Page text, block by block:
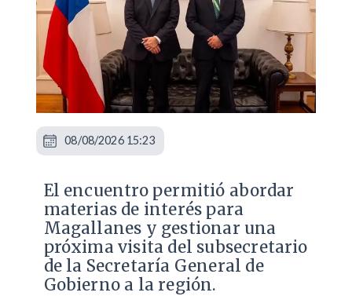
El encuentro permitió abordar
materias de interés para
Magallanes y gestionar una
próxima visita del subsecretario
de la Secretaría General de
Gobierno a la región.
08/08/2026 15:23